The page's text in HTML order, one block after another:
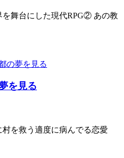
を舞台にした現代RPG② あの教
を見る
を救う適度に病んでる恋愛